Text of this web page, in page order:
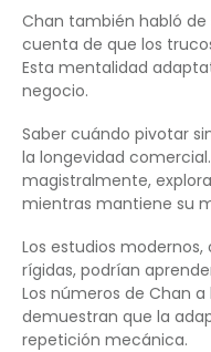
Chan también habló de
cuenta de que los
Esta mentalidad
negocio.
Saber cuándo pivotar
la longevidad
magistralmente,
mientras mantiene su
Los estudios
rígidas, podrían
Los números de Chan
demuestran que la
repetición mecánica.